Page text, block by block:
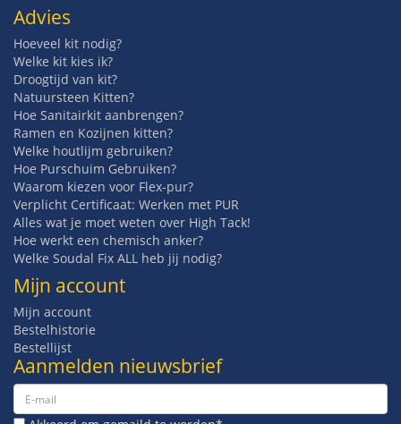
Advies
Hoeveel kit nodig?
Welke kit kies ik?
Droogtijd van kit?
Natuursteen Kitten?
Hoe Sanitairkit aanbrengen?
Ramen en Kozijnen kitten?
Welke houtlijm gebruiken?
Hoe Purschuim Gebruiken?
Waarom kiezen voor Flex-pur?
Verplicht Certificaat: Werken met PUR
Alles wat je moet weten over High Tack!
Hoe werkt een chemisch anker?
Welke Soudal Fix ALL heb jij nodig?
Mijn account
Mijn account
Bestelhistorie
Bestellijst
Aanmelden nieuwsbrief